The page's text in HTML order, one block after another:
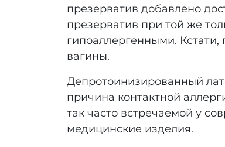
презерватив добавлено
презерватив при той же
гипоаллергенными.
вагины.
Депротоинизированный
причина контактной
так часто встречаемой у
медицинские изделия.